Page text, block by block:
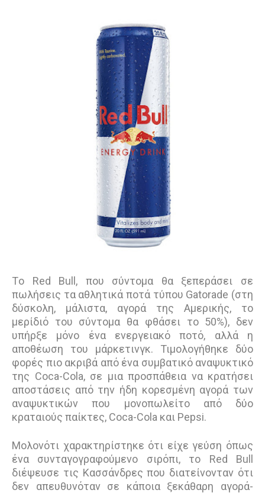
Tο Red Bull, που σύντομα θα ξεπεράσει σε
πωλήσεις τα αθλητικά ποτά τύπου Gatorade (στη
δύσκολη, μάλιστα, αγορά της Αμερικής, το
μερίδιό του σύντομα θα φθάσει το 50%), δεν
υπήρξε μόνο ένα ενεργειακό ποτό, αλλά η
αποθέωση του μάρκετινγκ. Τιμολογήθηκε δύο
φορές πιο ακριβά από ένα συμβατικό αναψυκτικό
της Coca-Cola, σε μια προσπάθεια να κρατήσει
αποστάσεις από την ήδη κορεσμένη αγορά των
αναψυκτικών που μονοπωλείτο από δύο
κραταιούς παίκτες, Coca-Cola και Pepsi.
Μολονότι χαρακτηρίστηκε ότι είχε γεύση όπως
ένα συνταγογραφούμενο σιρόπι, το Red Bull
διέψευσε τις Κασσάνδρες που διατείνονταν ότι
δεν απευθυνόταν σε κάποια ξεκάθαρη αγορά-